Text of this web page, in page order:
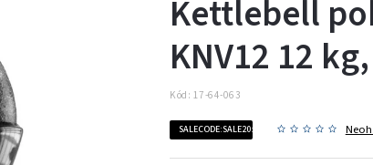
Kettlebell
KNV12 12
Kód: 17-64-063
SALECODE:SALE20:20:%